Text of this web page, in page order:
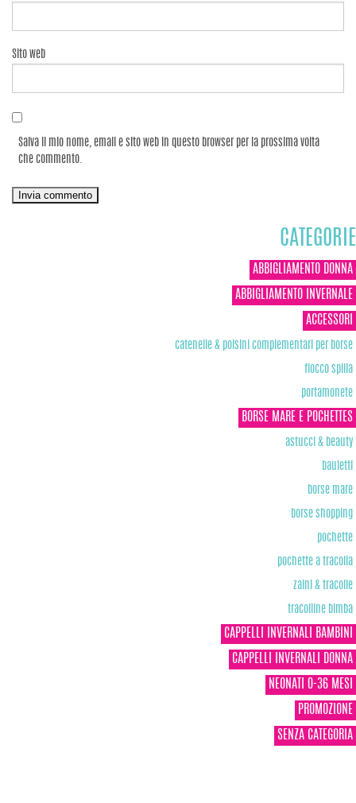
Sito web
Salva il mio nome, email e sito web in questo browser per la prossima volta
che commento.
CATEGORIE
ABBIGLIAMENTO DONNA
ABBIGLIAMENTO INVERNALE
ACCESSORI
catenelle & polsini complementari per borse
fiocco spilla
portamonete
BORSE MARE E POCHETTES
astucci & beauty
bauletti
borse mare
borse shopping
pochette
pochette a tracolla
zaini & tracolle
tracolline bimba
CAPPELLI INVERNALI BAMBINI
CAPPELLI INVERNALI DONNA
NEONATI 0-36 MESI
PROMOZIONE
SENZA CATEGORIA